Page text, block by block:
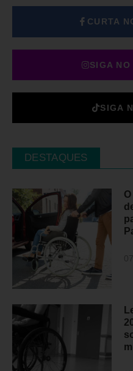
CURTA
SIGA
SIGA
DESTAQUES